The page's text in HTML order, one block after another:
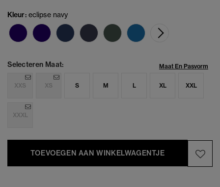
Kleur: eclipse navy
Selecteren Maat: Maat En Pasvorm
XXS XS S M L XL XXL
XXXL
TOEVOEGEN AAN WINKELWAGENTJE